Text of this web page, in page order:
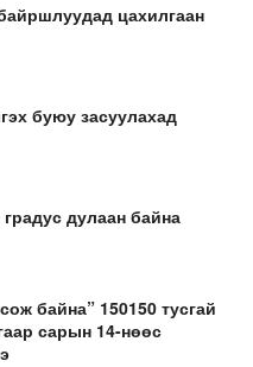
цахилгаан
буюу засуулахад
дулаан байна
байна” 150150 тусгай
сарын 14-нөөс